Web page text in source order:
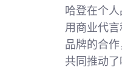
哈登在个
用商业代
品牌的合
共同推动了